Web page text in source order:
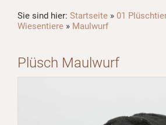
Sie sind hier: Startseite » 01
Wiesentiere » Maulwurf
Plüsch Maulwurf